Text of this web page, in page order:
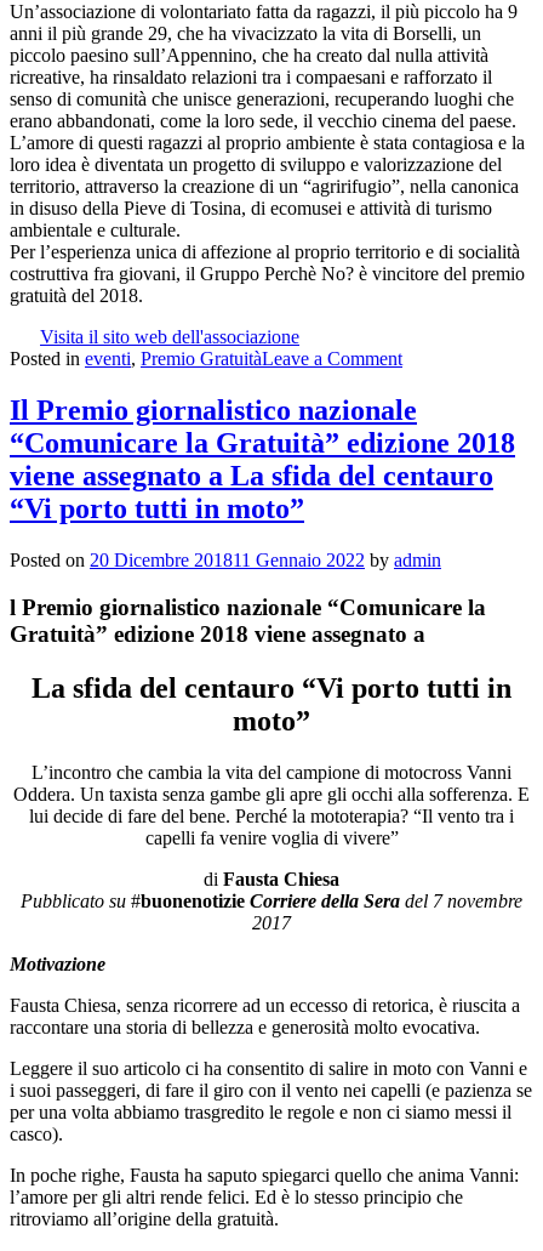
Un’associazione di volontariato fatta da ragazzi, il più piccolo ha 9
anni il più grande 29, che ha vivacizzato la vita di Borselli, un
piccolo paesino sull’Appennino, che ha creato dal nulla attività
ricreative, ha rinsaldato relazioni tra i compaesani e rafforzato il
senso di comunità che unisce generazioni, recuperando luoghi che
erano abbandonati, come la loro sede, il vecchio cinema del paese.
L’amore di questi ragazzi al proprio ambiente è stata contagiosa e la
loro idea è diventata un progetto di sviluppo e valorizzazione del
territorio, attraverso la creazione di un “agririfugio”, nella canonica
in disuso della Pieve di Tosina, di ecomusei e attività di turismo
ambientale e culturale.
Per l’esperienza unica di affezione al proprio territorio e di socialità
costruttiva fra giovani, il Gruppo Perchè No? è vincitore del premio
gratuità del 2018.
Visita il sito web dell'associazione
Posted in eventi, Premio GratuitàLeave a Commenton
della
Gratuità
“Don
Paolo
2018,
viene
assegnato
all’Associazione
Gruppo
No?
Il Premio giornalistico nazionale
“Comunicare la Gratuità” edizione 2018
viene assegnato a La sfida del centauro
“Vi porto tutti in moto”
Posted on 20 Dicembre 201811 Gennaio 2022 by admin
l Premio giornalistico nazionale “Comunicare la
Gratuità” edizione 2018 viene assegnato a
La sfida del centauro “Vi porto tutti in
moto”
L’incontro che cambia la vita del campione di motocross Vanni
Oddera. Un taxista senza gambe gli apre gli occhi alla sofferenza. E
lui decide di fare del bene. Perché la mototerapia? “Il vento tra i
capelli fa venire voglia di vivere”
di Fausta Chiesa
Pubblicato su #buonenotizie Corriere della Sera del 7 novembre
2017
Motivazione
Fausta Chiesa, senza ricorrere ad un eccesso di retorica, è riuscita a
raccontare una storia di bellezza e generosità molto evocativa.
Leggere il suo articolo ci ha consentito di salire in moto con Vanni e
i suoi passeggeri, di fare il giro con il vento nei capelli (e pazienza se
per una volta abbiamo trasgredito le regole e non ci siamo messi il
casco).
In poche righe, Fausta ha saputo spiegarci quello che anima Vanni:
l’amore per gli altri rende felici. Ed è lo stesso principio che
ritroviamo all’origine della gratuità.